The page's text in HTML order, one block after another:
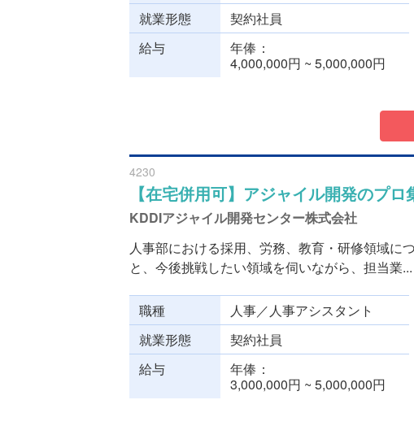
就業形態
契約社員
給与
年俸
4,000,000円 ~ 5,000,000円
4230
【在宅併用可】アジャイル開発のプ
KDDIアジャイル開発センター株式会社
人事部における採用、労務、教育・研修領域に
と、今後挑戦したい領域を伺いながら、担当業...
職種
人事／人事アシスタント
就業形態
契約社員
給与
年俸
3,000,000円 ~ 5,000,000円